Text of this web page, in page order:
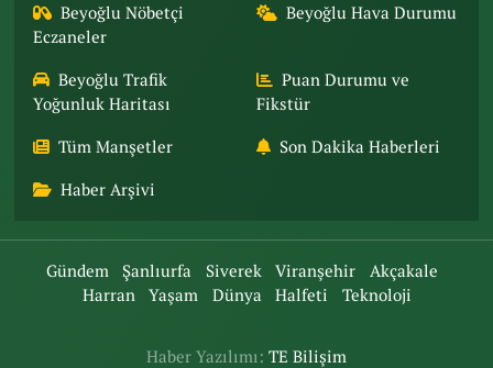
Beyoğlu Nöbetçi
Eczaneler
Beyoğlu Hava Durumu
Beyoğlu Trafik
Yoğunluk Haritası
Puan Durumu ve
Fikstür
Tüm Manşetler Son Dakika Haberleri
Haber Arşivi
Gündem Şanlıurfa Siverek Viranşehir
Akçakale
Harran
Yaşam Dünya Halfeti Teknoloji
Haber Yazılımı: TE Bilişim